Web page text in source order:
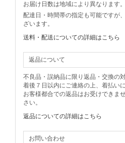
お届け日数は地域により異なります
配達日・時間帯の指定も可能ですが
ざいます。
送料・配送についての詳細はこちら
返品について
不良品・誤納品に限り返品・交換の
着後７日以内にご連絡の上、着払い
お客様都合での返品はお受けできま
さい。
返品についての詳細はこちら
お問い合わせ